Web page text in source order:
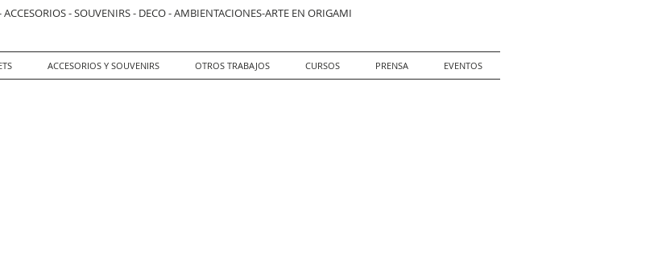
- SOUVENIRS - DECO - AMBIENTACIONES-ARTE EN ORIGAMI
ACCESORIOS Y SOUVENIRS OTROS TRABAJOS CURSOS PRENSA EVENTOS